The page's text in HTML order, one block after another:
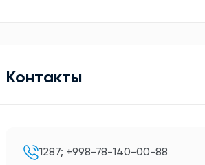
Контакты
1287; +998-78-140-00-88